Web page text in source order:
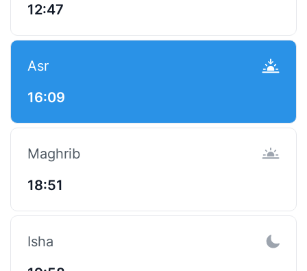
12:47
Asr
16:09
Maghrib
18:51
Isha